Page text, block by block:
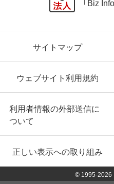
「Biz
サイトマップ
ウェブサイト利用規約
利用者情報の外部送信に
ついて
正しい表示への取り組み
© 1995-2026